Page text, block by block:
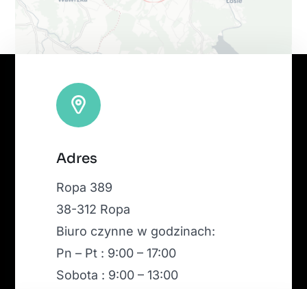
|Map tiles by
OpenStreetMap, under ODbL.
Adres
Ropa 389
38-312 Ropa
Biuro czynne w godzinach:
Pn – Pt : 9:00 – 17:00
Sobota : 9:00 – 13:00